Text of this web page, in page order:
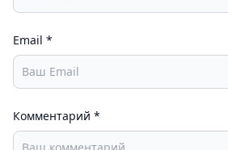
Email *
Комментарий *